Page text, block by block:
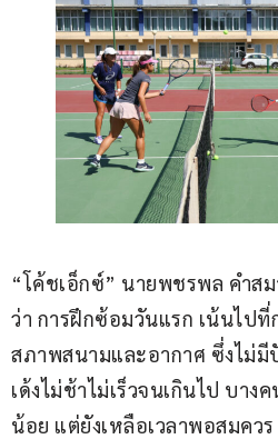
“โค้ชเอ็กซ์” นายพชรพล คำส
ว่า การฝึกซ้อมวันแรก เน้นไปที่
สภาพสนามและอากาศ ซึ่งไม่
เด้งไม่ช้าไม่เร็วจนเกินไป บาง
น้อย แต่ยังเหลือเวลาพอสมคว